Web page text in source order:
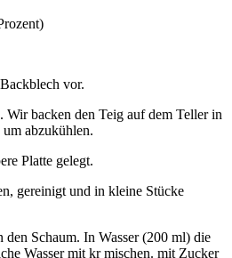
vor.
backen den Teig auf dem Teller in
abzukühlen.
Platte gelegt.
gereinigt und in kleine Stücke
Schaum. In Wasser (200 ml) die
Wasser mit kr mischen. mit Zucker